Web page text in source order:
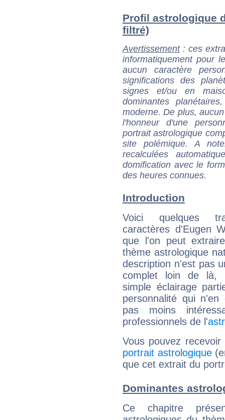
Profil astrologique
filtré)
Avertissement: ces
informatiquement pour
aucun caractère
significations des
signes et/ou en
dominantes
moderne. De plus,
l'honneur d'une
portrait astrologique
site polémique. A
recalculées
domification avec le
des heures connues.
Introduction
Voici quelques
caractères d'Eugen
que l'on peut
thème astrologique
description n'est pas
complet loin de là,
simple éclairage
personnalité qui n'en
pas moins
professionnels de l'
Vous pouvez
portrait astrologique
que cet extrait du
Dominantes
Ce chapitre